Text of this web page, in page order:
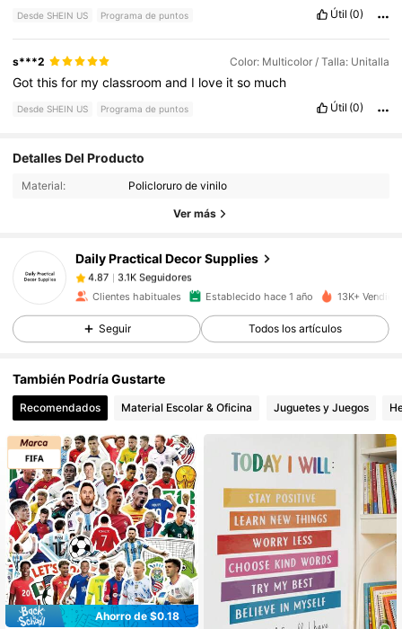
Desde SHEIN US Programa de puntos Útil (0)
s***2 Color: Multicolor / Talla: Unitalla
Gotthisfor myclassroomand I love itso much
Desde SHEIN US Programa de puntos Útil (0)
Detalles Del Producto
Material: Policloruro de vinilo
Ver más
Daily Practical Decor Supplies
4.87 3.1K Seguidores
3.1K Seguidores
4.87 3.1K Seguidores
4.87 3.1K Seguidores
4.87
4.87 3.1K Seguidores
4.87 3.1K Seguidores
4.87 3.1K Seguidores
Clientes habituales Establecido hace 1 año 13K+
Seguir Todos los artículos
También Podría Gustarte
Recomendados Material Escolar & Oficina Juguetes y Juegos
Ahorro de $0.18